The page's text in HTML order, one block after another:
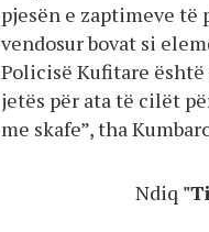
pjesën e zaptimeve të
vendosur bovat si
Policisë Kufitare
jetës për ata të cilët
me skafe”, tha
Ndiq